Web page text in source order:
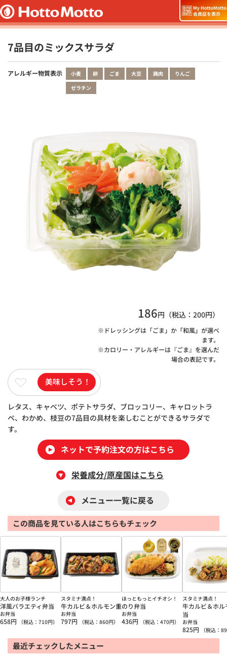
7品目のミックスサラダ
アレルギー物質表示 小麦 卵 ごま 大豆 鶏肉
りんご
ゼラチン
186円（税込： 200円）
※ドレッシングは「ごま」か「和風」が選べ
ます。
※カロリー・アレルギーは『ごま』を選んだ
場合の表記です。
美味しそう！
レタス、キャベツ、ポテトサラダ、ブロッコリー、キャロットラ
ペ、わかめ、枝豆の7品目の具材を楽しむことができるサラダで
す。
ネットで予約注文の方はこちら
栄養成分/原産国はこちら
メニュー一覧に戻る
この商品を見ている人はこちらもチェック
大人のお子様ランチ
洋風バラエティ弁当
お弁当
658円 （税込： 710円）
スタミナ満点！
牛カルビ＆ホルモン重
お弁当
797円 （税込： 860円）
ほっともっとイチオシ！
のり弁当
お弁当
436円 （税込： 470円）
スタミナ満点！
牛カルビ＆ホル
当
お弁当
825円 （税込：
最近チェックしたメニュー